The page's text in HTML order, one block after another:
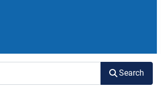
Search